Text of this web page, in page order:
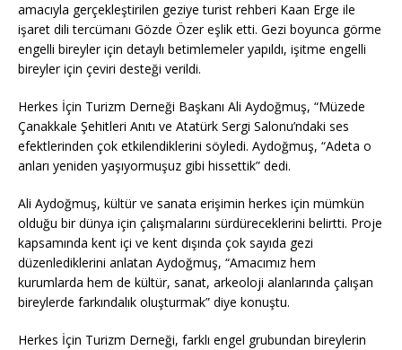
amacıyla gerçekleştirilen geziye turist rehberi Kaan Erge ile
işaret dili tercümanı Gözde Özer eşlik etti. Gezi boyunca görme
engelli bireyler için detaylı betimlemeler yapıldı, işitme engelli
bireyler için çeviri desteği verildi.
Herkes İçin Turizm Derneği Başkanı Ali Aydoğmuş, “Müzede
Çanakkale Şehitleri Anıtı ve Atatürk Sergi Salonu’ndaki ses
efektlerinden çok etkilendiklerini söyledi. Aydoğmuş, “Adeta o
anları yeniden yaşıyormuşuz gibi hissettik” dedi.
Ali Aydoğmuş, kültür ve sanata erişimin herkes için mümkün
olduğu bir dünya için çalışmalarını sürdüreceklerini belirtti. Proje
kapsamında kent içi ve kent dışında çok sayıda gezi
düzenlediklerini anlatan Aydoğmuş, “Amacımız hem
kurumlarda hem de kültür, sanat, arkeoloji alanlarında çalışan
bireylerde farkındalık oluşturmak” diye konuştu.
Herkes İçin Turizm Derneği, farklı engel grubundan bireylerin